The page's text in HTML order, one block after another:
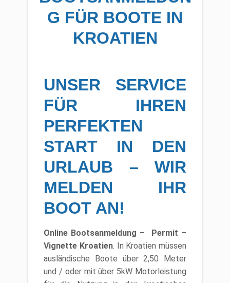
G FÜR BOOTE IN
KROATIEN
UNSER SERVICE
FÜR IHREN
PERFEKTEN
START IN DEN
URLAUB – WIR
MELDEN IHR
BOOT AN!
Online Bootsanmeldung – Permit –
Vignette Kroatien. In Kroatien müssen
ausländische Boote über 2,50 Meter
und / oder mit über 5kW Motorleistung